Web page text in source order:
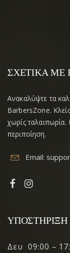
ΣΧΕΤΙΚΆ ΜΕ
Ανακαλύψτε τα
BarbersZone.
χωρίς
περιποίηση.
Email:
Δευ 09:00 –